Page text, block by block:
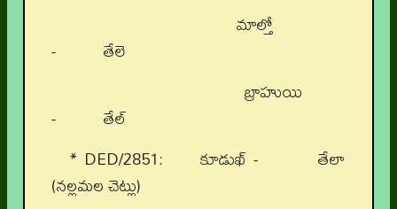
మాల్తో
- తేలె
బ్రాహుయి
- తేల్
* DED/2851: కూడుఖ్ - తేలా
(నల్లమల చెట్లు)